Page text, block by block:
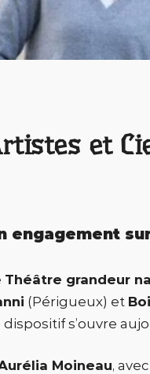
et
engagement
Théâtre grandeur
(Périgueux) et
dispositif s’ouvre
Moineau,